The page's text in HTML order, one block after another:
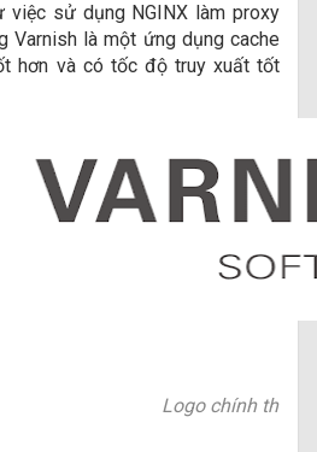
việc sử dụng NGINX làm proxy
Varnish là một ứng dụng cache
hơn và có tốc độ truy xuất tốt
Logo chính thức